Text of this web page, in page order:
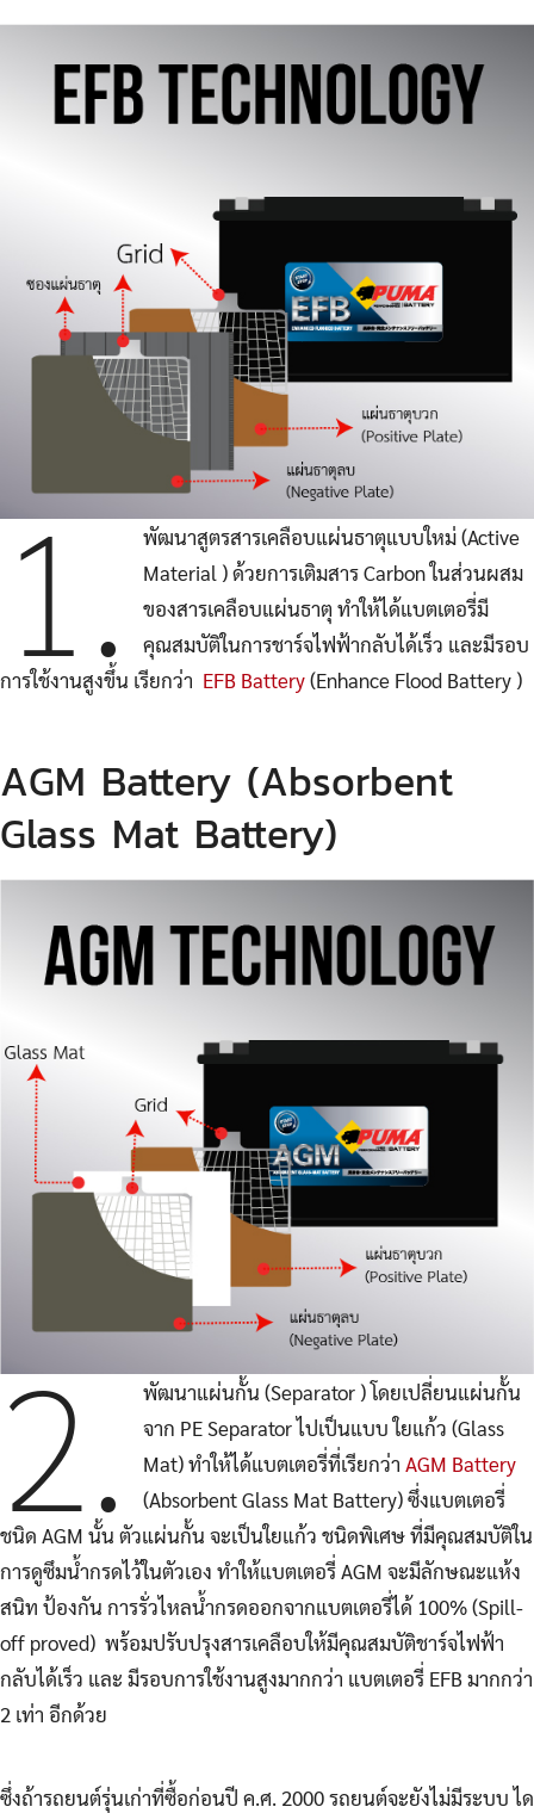
1.
พัฒนาสูตรสารเคลือบแผ่นธาตุแบบใหม่ (Active
Material ) ด้วยการเติมสาร Carbon ในส่วนผสม
ของสารเคลือบแผ่นธาตุ ทำให้ได้แบตเตอรี่มี
คุณสมบัติในการชาร์จไฟฟ้ากลับได้เร็ว และมีรอบ
การใช้งานสูงขึ้น เรียกว่า EFB Battery(Enhance Flood Battery )
AGM Battery (Absorbent
Glass Mat Battery)
2.
พัฒนาแผ่นกั้น (Separator ) โดยเปลี่ยนแผ่นกั้น
จาก PE Separator ไปเป็นแบบ ใยแก้ว (Glass
Mat) ทำให้ได้แบตเตอรี่ที่เรียกว่าAGM Battery
(Absorbent Glass Mat Battery) ซึ่งแบตเตอรี่
ชนิด AGM นั้น ตัวแผ่นกั้น จะเป็นใยแก้ว ชนิดพิเศษ ที่มีคุณสมบัติใน
การดูซึมน้ำกรดไว้ในตัวเอง ทำให้แบตเตอรี่ AGM จะมีลักษณะแห้ง
สนิท ป้องกัน การรั่วไหลน้ำกรดออกจากแบตเตอรี่ได้ 100% (Spill-
off proved) พร้อมปรับปรุงสารเคลือบให้มีคุณสมบัติชาร์จไฟฟ้า
กลับได้เร็ว และ มีรอบการใช้งานสูงมากกว่า แบตเตอรี่ EFB มากกว่า
2 เท่า อีกด้วย
ซึ่งถ้ารถยนต์รุ่นเก่าที่ซื้อก่อนปี ค.ศ. 2000 รถยนต์จะยังไม่มีระบบ ได